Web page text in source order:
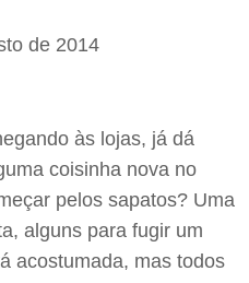
de 2014
às lojas, já dá
coisinha nova no
pelos sapatos? Uma
alguns para fugir um
acostumada, mas todos